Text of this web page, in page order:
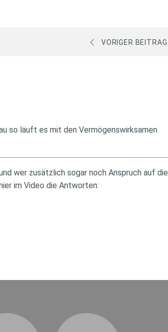
VORIGER BEITRAG
so läuft es mit den Vermögenswirksamen
wer zusätzlich sogar noch Anspruch auf die
im Video die Antworten: